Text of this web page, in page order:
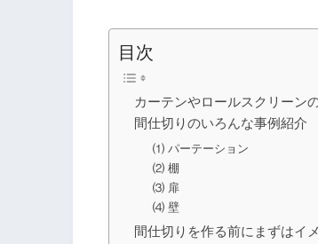
目次
カーテンやロールスクリーン
間仕切りのいろんな事例紹介
⑴ パーテーション
⑵ 棚
⑶ 扉
⑷ 壁
間仕切りを作る前にまずはイ